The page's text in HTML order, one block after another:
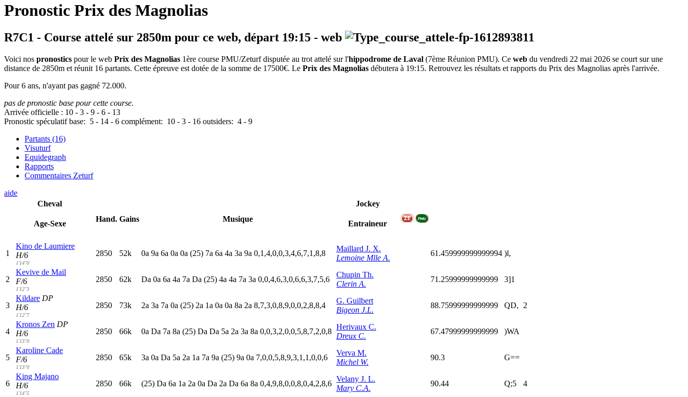
Pronostic Prix des Magnolias
R7C1 - Course attelé sur 2850m pour ce web, départ 19:15 - web
Voici nos pronostics pour le web Prix des Magnolias 1ère course PMU/Zeturf disputée au trot attelé sur l'hippodrome de Laval (7ème Réunion PMU). Ce web du vendredi 22 mai 2026 se court sur une
distance de 2850m et réunit 16 partants. Cette épreuve est dotée de la somme de 17500€. Le Prix des Magnolias débutera à 19:15. Retrouvez les résultats et rapports du Prix des Magnolias après l'arrivée.
Pour 6 ans, n'ayant pas gagné 72.000.
pas de pronostic base pour cette course.
Arrivée officielle : 10 - 3 - 9 - 6 - 13
Pronostic spéculatif base: 5 - 14 - 6 complément: 10 - 3 - 16 outsiders: 4 - 9
Partants (16)
Visuturf
Equidegraph
Rapports
Commentaires Zeturf
aide
Cheval
Age-Sexe
Hand. Gains Musique
Jockey
Entraineur
1
Kino de Laumiere
H/6
1'14"0
2850 52k 0a 9a 6a 0a 0a (25) 7a 6a 4a 3a 9a 0,1,4,0,0,3,4,6,7,1,8,8
Maillard J. X.
Lemoine Mlle A.
61.459999999999994 )l,
2
Kevive de Mail
F/6
1'12"3
2850 62k Da 0a 6a 4a 7a Da (25) 4a 4a 7a 3a 0,0,4,6,3,0,6,6,3,7,5,6
Chupin Th.
Clerin A.
71.25999999999999 3]1
3
Kildare DP
H/6
1'12"7
2850 73k 2a 3a 7a 0a (25) 2a 1a 0a 0a 8a 2a 8,7,3,0,8,9,0,0,2,8,8,4
G. Guilbert
Bigeon J.L.
88.75999999999999 QD, 2
4
Kronos Zen DP
H/6
1'13"0
2850 66k 0a Da 7a 8a (25) Da Da 5a 2a 3a 8a 0,0,3,2,0,0,5,8,7,2,0,8
Herivaux C.
Dreux C.
67.47999999999999 )WA
5
Karoline Cade
F/6
1'13"0
2850 65k 3a 0a Da 5a 2a 1a 7a 9a (25) 9a 0a 7,0,0,5,8,9,3,1,1,0,0,6
Verva M.
Michel W.
90.3 G==
6
King Majano
H/6
1'14"5
2850 66k (25) Da 6a 1a 2a 0a Da 2a Da 6a 8a 0,4,9,8,0,0,8,0,4,2,8,6
Velany J. L.
Mary C.A.
90.44 Q;5 4